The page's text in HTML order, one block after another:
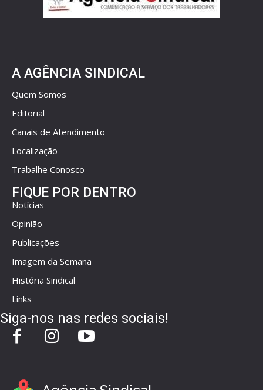
A AGÊNCIA SINDICAL
Quem Somos
Editorial
Canais de Atendimento
Localização
Trabalhe Conosco
FIQUE POR DENTRO
Notícias
Opinião
Publicações
Imagem da Semana
História Sindical
Links
Siga-nos nas redes sociais!